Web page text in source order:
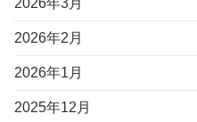
2026年3月
2026年2月
2026年1月
2025年12月